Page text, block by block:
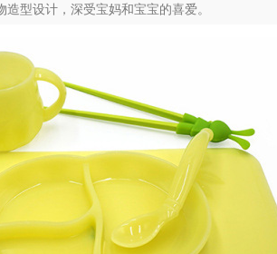
型设计，深受宝妈和宝宝的喜爱。